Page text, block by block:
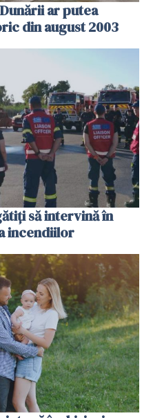
ar putea
din august 2003
să intervină în
incendiilor